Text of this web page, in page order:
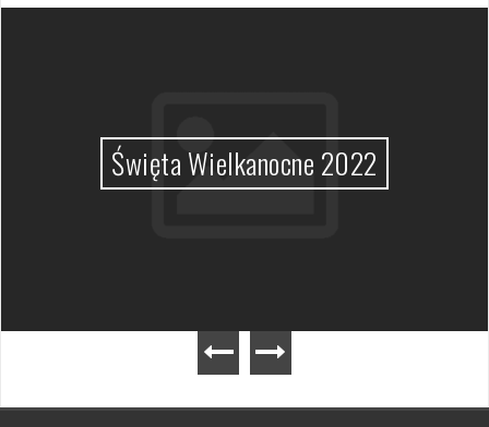
Święta Wielkanocne 2022